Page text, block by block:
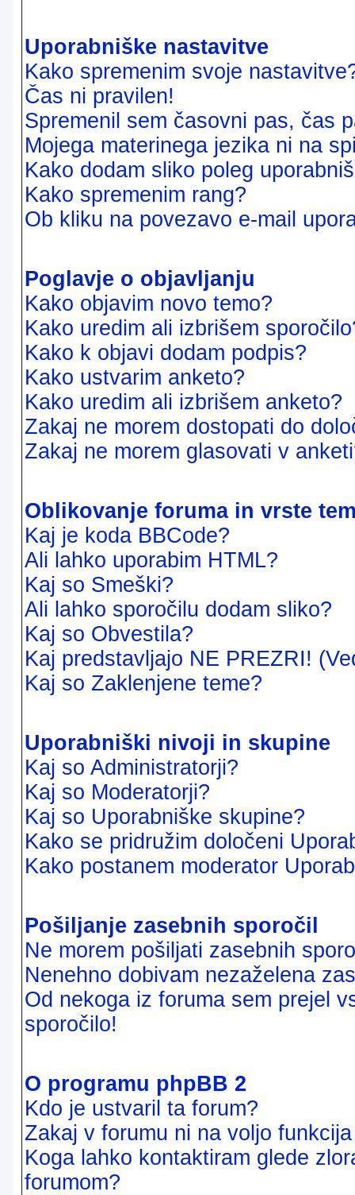
Uporabniške nastavitve
Kako spremenim svoje
Čas ni pravilen!
Spremenil sem časovni pas, čas
Mojega materinega jezika ni na
Kako dodam sliko poleg
Kako spremenim rang?
Ob kliku na povezavo e-mail
Poglavje o objavljanju
Kako objavim novo temo?
Kako uredim ali izbrišem
Kako k objavi dodam podpis?
Kako ustvarim anketo?
Kako uredim ali izbrišem anketo?
Zakaj ne morem dostopati do
Zakaj ne morem glasovati v
Oblikovanje foruma in vrste
Kaj je koda BBCode?
Ali lahko uporabim HTML?
Kaj so Smeški?
Ali lahko sporočilu dodam sliko?
Kaj so Obvestila?
Kaj predstavljajo NE PREZRI!
Kaj so Zaklenjene teme?
Uporabniški nivoji in skupine
Kaj so Administratorji?
Kaj so Moderatorji?
Kaj so Uporabniške skupine?
Kako se pridružim določeni
Kako postanem moderator
Pošiljanje zasebnih sporočil
Ne morem pošiljati zasebnih
Nenehno dobivam nezaželena
Od nekoga iz foruma sem prejel
sporočilo!
O programu phpBB 2
Kdo je ustvaril ta forum?
Zakaj v forumu ni na voljo
Koga lahko kontaktiram glede
forumom?